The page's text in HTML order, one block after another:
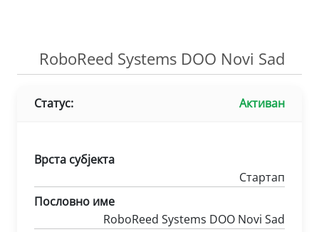
RoboReed Systems DOO Novi Sad
Статус: Активан
Врста субјекта
Стартап
Пословно име
RoboReed Systems DOO Novi Sad